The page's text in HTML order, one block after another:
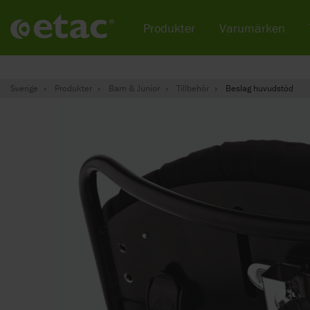
Sverige Produkter Barn & Junior Tillbehör Beslag huvudstöd
Produkter Varumärken